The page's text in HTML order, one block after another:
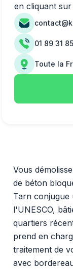
Vous
de béton
Tarn conjugue
l'UNESCO,
quartiers
prend en
traitement de
avec
en cliquant
01 89 31
Toute la